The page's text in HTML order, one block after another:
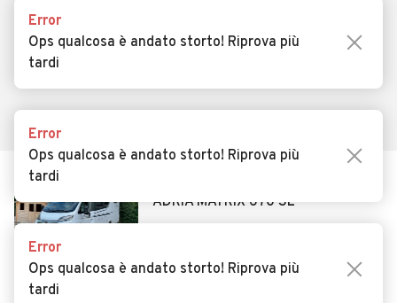
Home
AUTOMOBILE.IT
Chi Siamo
ESPLORA
Error
Ops qualcosa è andato storto! Riprova più
tardi
Error
Ops qualcosa è andato storto! Riprova più
tardi
Error
Ops qualcosa è andato storto! Riprova più
tardi